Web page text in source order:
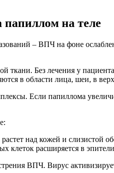
на теле
– ВПЧ на фоне
ткани. Без лечения у
в области лица, шеи, в
Если папиллома
над кожей и слизистой
клеток расширяется в
ВПЧ. Вирус